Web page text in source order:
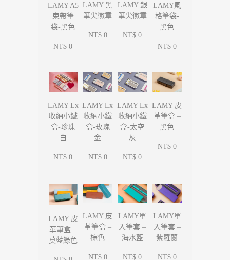
LAMY A5
束帶筆
袋-黑色
NT$ 0
LAMY 黑
筆尖徽章
NT$ 0
LAMY 銀
筆尖徽章
NT$ 0
LAMY風
格筆袋-
黑色
NT$ 0
LAMY Lx
收納小鐵
盒-珍珠
白
NT$ 0
LAMY Lx
收納小鐵
盒-玫瑰
金
NT$ 0
LAMY Lx
收納小鐵
盒-太空
灰
NT$ 0
LAMY 皮
革筆盒 –
黑色
NT$ 0
LAMY 皮
革筆盒 –
莫藍綠色
LAMY 皮
革筆盒 –
棕色
NT$ 0
LAMY單
入筆套 –
海水藍
NT$ 0
LAMY單
入筆套 –
紫羅蘭
NT$ 0